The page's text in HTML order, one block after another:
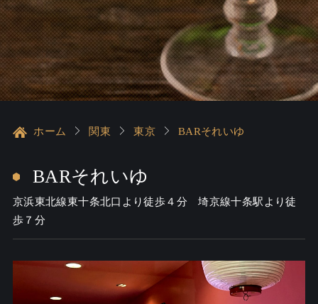
ホーム 関東 東京 BARそれいゆ
BARそれいゆ
京浜東北線東十条北口より徒歩４分 埼京線十条駅より徒
歩７分